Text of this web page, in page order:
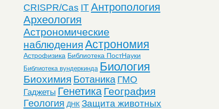
CRISPR/Cas ITАнтропология
Археология
Астрономические
наблюдения Астрономия
Астрофизика Библиотека ПостНауки
Библиотека вундеркинда Биология
Биохимия Ботаника ГМО
Гаджеты Генетика География
Геология ДНК Защита животных